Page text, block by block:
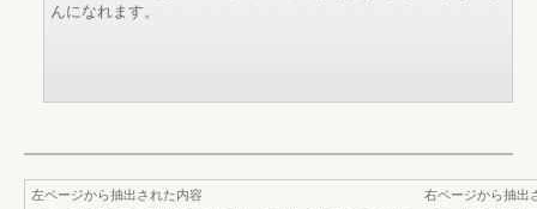
んになれます。
左ページから抽出された内容
右ページから抽出